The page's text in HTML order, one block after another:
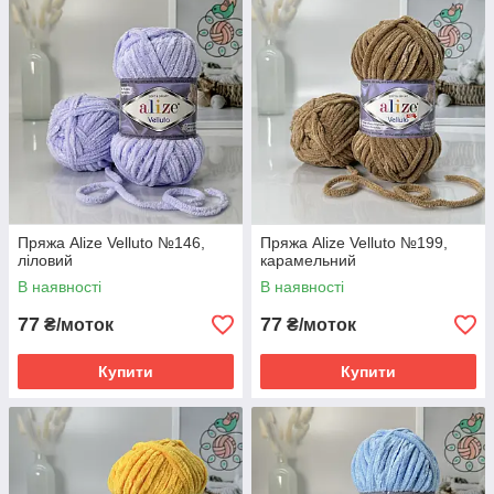
Пряжа Alize Velluto №146,
ліловий
В наявності
77 ₴/моток
Купити
Пряжа Alize Velluto №199,
карамельний
В наявності
77 ₴/моток
Купити